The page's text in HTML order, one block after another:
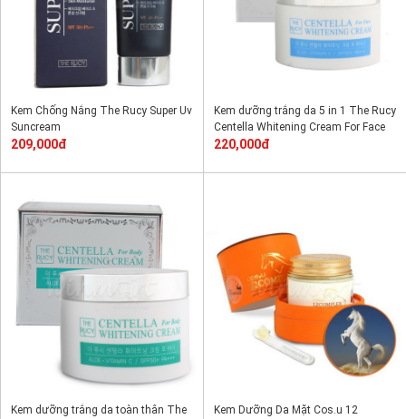
Kem Chống Nắng The Rucy Super Uv
Suncream
209,000đ
Kem dưỡng trắng da 5 in 1 The Rucy
Centella Whitening Cream For Face
220,000đ
Kem dưỡng trắng da toàn thân The
Kem Dưỡng Da Mặt Cos.u 12